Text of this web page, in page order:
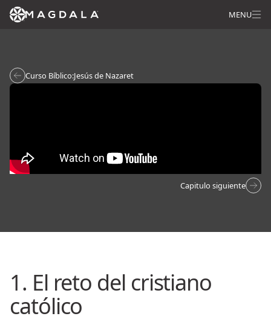
MENU
Curso Bíblico:Jesús de Nazaret
Capitulo siguiente
1. El reto del cristiano
católico